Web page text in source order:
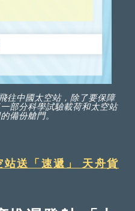
往中國太空站，除了要保障
部分科學試驗載荷和太空站
備份艙門。
站送「速遞」 天舟貨